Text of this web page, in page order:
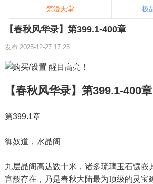
禁漫天堂 极
【春秋风华录】第399.1-400章
发布:2025-12-27 17:25
【春秋风华录】第399.1-400章
第399.1章
御奴道，水晶阁
九层晶阁高达数十米，诸多琉璃玉石镶嵌
宫般存在，乃是春秋大陆最为顶级的灵宝